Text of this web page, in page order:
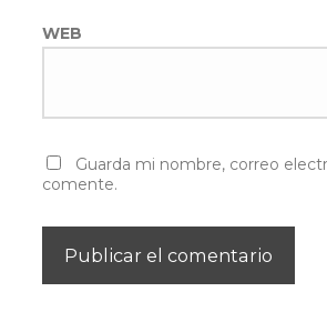
WEB
Guarda mi nombre, correo
comente.